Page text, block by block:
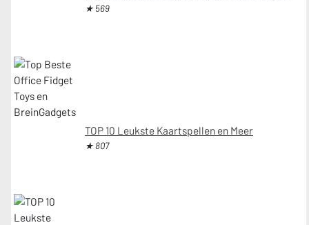
★ 569
TOP 10 Leukste Kaartspellen en Meer
★ 807